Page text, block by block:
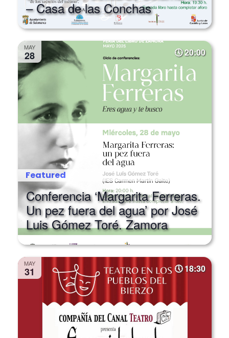
MAY
28 20:00
Featured
Conferencia ‘Margarita Ferreras.
Un pez fuera del agua’ por José
Luis Gómez Toré. Zamora
MAY
31 18:30